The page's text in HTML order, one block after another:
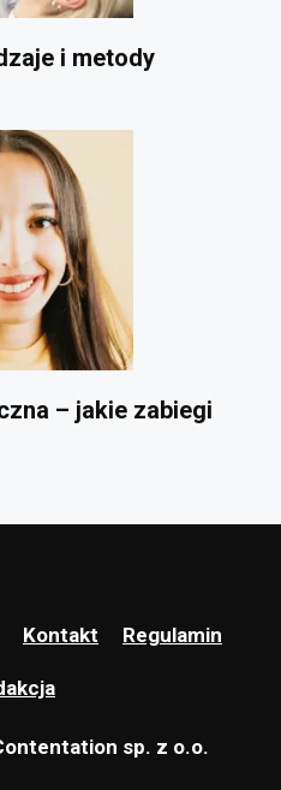
i metody
– jakie zabiegi
Kontakt Regulamin
sp. z o.o.